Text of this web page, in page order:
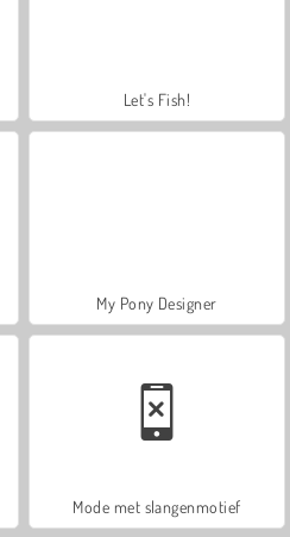
Let's Fish!
My Pony Designer
Mode met slangenmotief